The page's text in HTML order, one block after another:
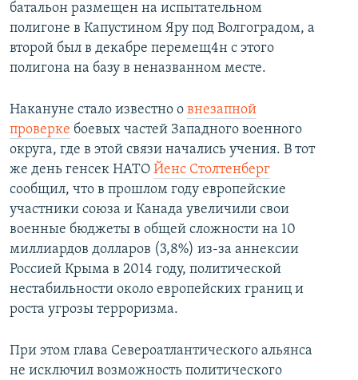
батальон размещен на испытательном
полигоне в Капустином Яру под Волгоградом, а
второй был в декабре перемещ4н с этого
полигона на базу в неназванном месте.
Накануне стало известно о внезапной
проверке боевых частей Западного военного
округа, где в этой связи начались учения. В тот
же день генсек НАТО Йенс Столтенберг
сообщил, что в прошлом году европейские
участники союза и Канада увеличили свои
военные бюджеты в общей сложности на 10
миллиардов долларов (3,8%) из-за аннексии
Россией Крыма в 2014 году, политической
нестабильности около европейских границ и
роста угрозы терроризма.
При этом глава Североатлантического альянса
не исключил возможность политического